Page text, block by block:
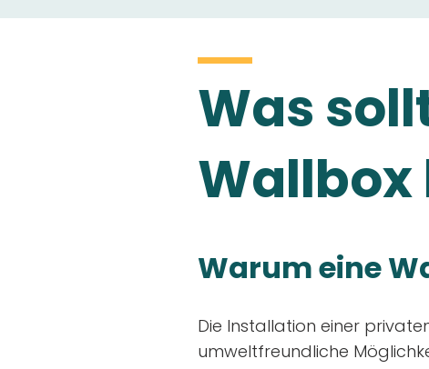
Was
Wallbox
Warum eine
Die Installation einer
umweltfreundliche